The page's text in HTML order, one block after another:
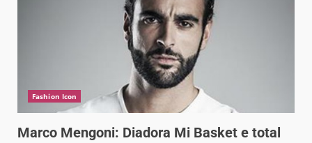
Fashion Icon
Marco Mengoni: Diadora Mi Basket e total